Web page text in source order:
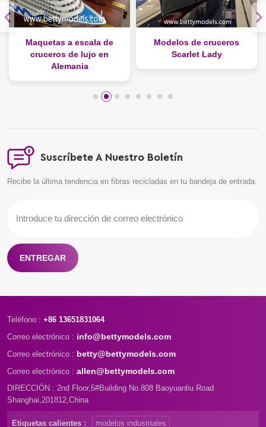
Modelos de cruceros
Scarlet Lady
Modelos de cruceros
Columbus 2
Suscríbete A Nuestro Boletín
Recibe la última tendencia en fibras recicladas en tu bandeja de entrada.
ENTREGAR
Teléfono : +86 13651831064
Correo electrónico : info@bettymodels.com
Correo electrónico : betty@bettymodels.com
Correo electrónico : allen@bettymodels.com
DIRECCIÓN : 2nd Floor,5#Building No.808 Baoyuanliu Road
Shanghai,201812,China
Etiquetas calientes : modelos industriales